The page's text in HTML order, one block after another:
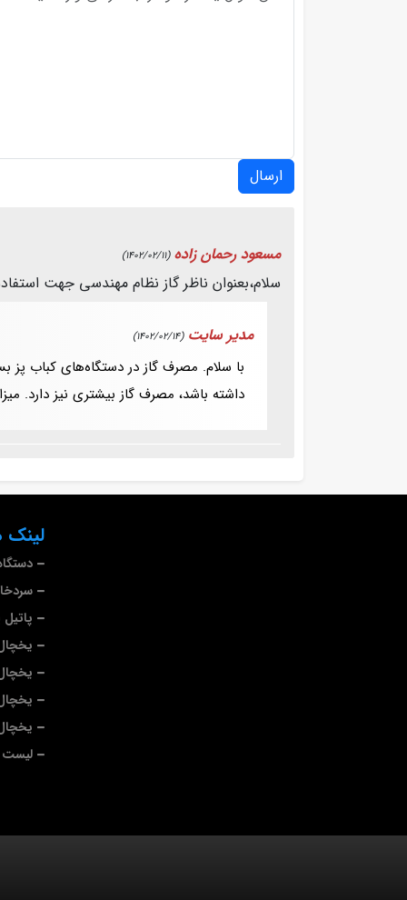
ارسال
مسعود رحمان زاده (1402/02/11)
سلام،بعنوان ناظر گاز نظام مهندسی جهت
مدیر سایت (1402/02/14)
با سلام. مصرف گاز در دستگاه‌‌های کباب پز
داشته باشد، مصرف گاز بیشتری نیز دارد. میزان مصرف گاز
لینک
لیست